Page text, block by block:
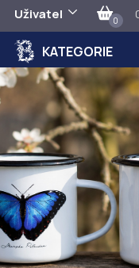
Uživatel 0
KATEGORIE